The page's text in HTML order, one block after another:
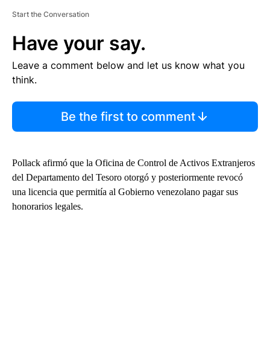
Start the Conversation
Have your say.
Leave a comment below and let us know what you
think.
Be the first to comment
Pollack afirmó que la Oficina de Control de Activos Extranjeros
del Departamento del Tesoro otorgó y posteriormente revocó
una licencia que permitía al Gobierno venezolano pagar sus
honorarios legales.